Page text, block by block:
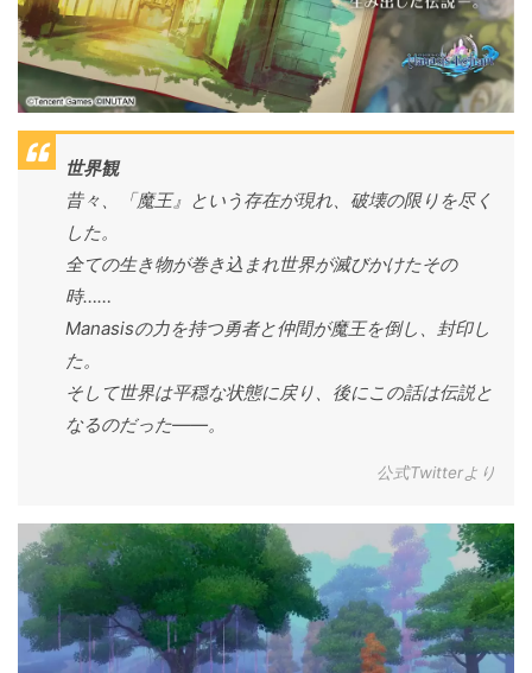
世界観
昔々、「魔王』という存在が現れ、破壊の限りを尽く
した。
全ての生き物が巻き込まれ世界が滅びかけたその
時……
Manasisの力を持つ勇者と仲間が魔王を倒し、封印し
た。
そして世界は平穏な状態に戻り、後にこの話は伝説と
なるのだった――。
公式Twitterより